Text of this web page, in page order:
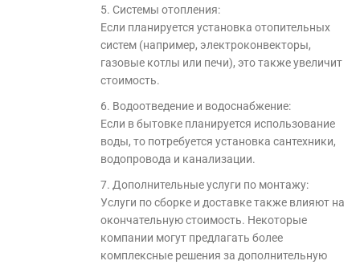
5. Системы отопления:
Если планируется установка отопительных
систем (например, электроконвекторы,
газовые котлы или печи), это также увеличит
стоимость.
6. Водоотведение и водоснабжение:
Если в бытовке планируется использование
воды, то потребуется установка сантехники,
водопровода и канализации.
7. Дополнительные услуги по монтажу:
Услуги по сборке и доставке также влияют на
окончательную стоимость. Некоторые
компании могут предлагать более
комплексные решения за дополнительную